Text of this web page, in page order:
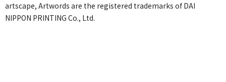
artscape, Artwords are the registered trademarks of DAI
NIPPON PRINTING Co., Ltd.